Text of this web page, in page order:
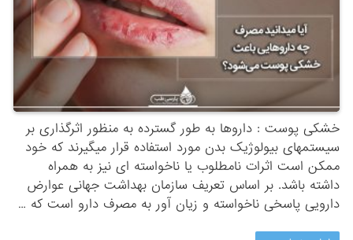
خشکی پوست : داروها به طور گسترده به منظور اثرگذاری بر
سیستمهای بیولوژیک بدن مورد استفاده قرار میگیرند که خود
ممکن است اثرات نامطلوب یا ناخواسته ای نیز به همراه
داشته باشد. بر اساس تعریف سازمان بهداشت جهانی عوارض
دارویی پاسخی ناخواسته و زیان آور به مصرف دارو است که …